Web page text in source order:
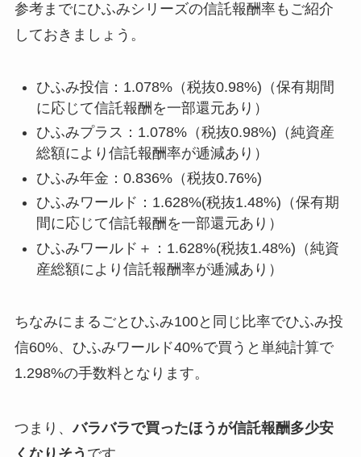
参考までにひふみシリーズの信託報酬率もご紹介
しておきましょう。
ひふみ投信：1.078%（税抜0.98%)（保有期間
に応じて信託報酬を一部還元あり）
ひふみプラス：1.078%（税抜0.98%)（純資産
総額により信託報酬率が逓減あり）
ひふみ年金：0.836%（税抜0.76%)
ひふみワールド：1.628%(税抜1.48%)（保有期
間に応じて信託報酬を一部還元あり）
ひふみワールド＋：1.628%(税抜1.48%)（純資
産総額により信託報酬率が逓減あり）
ちなみにまるごとひふみ100と同じ比率でひふみ投
信60%、ひふみワールド40%で買うと単純計算で
1.298%の手数料となります。
つまり、バラバラで買ったほうが信託報酬多少安
くなりそう です。。。